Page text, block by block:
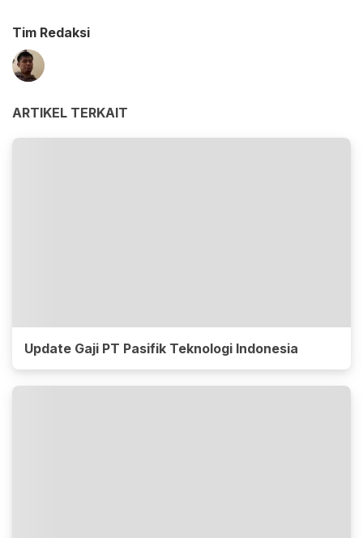
Tim Redaksi
ARTIKEL TERKAIT
Update Gaji PT Pasifik Teknologi Indonesia